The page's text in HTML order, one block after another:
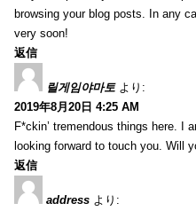
browsing your blog posts. In any
very soon!
返信
릴게임야마토 より:
2019年8月20日 4:25 AM
F*ckin’ tremendous things here. I
looking forward to touch you. Will
返信
address より: